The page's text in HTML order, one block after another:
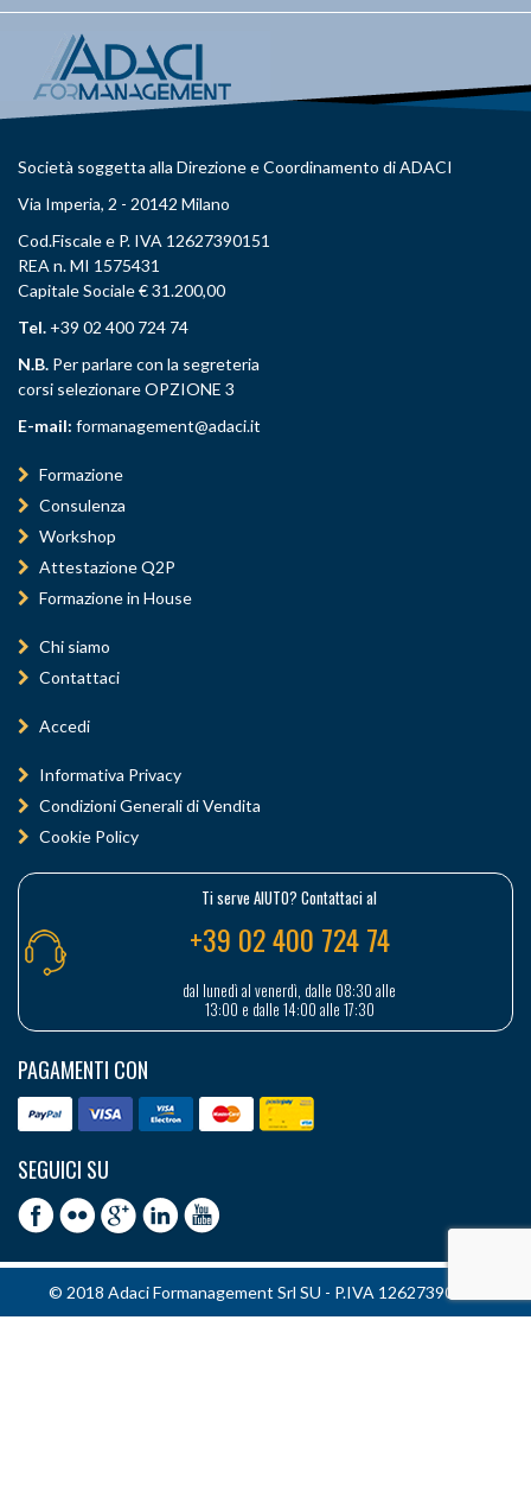
Società soggetta alla Direzione e Coordinamento di ADACI
Via Imperia, 2 - 20142 Milano
Cod.Fiscale e P. IVA 12627390151
REA n. MI 1575431
Capitale Sociale € 31.200,00
Tel. +39 02 400 724 74
N.B. Per parlare con la segreteria
corsi selezionare OPZIONE 3
E-mail: formanagement@adaci.it
Formazione
Consulenza
Workshop
Attestazione Q2P
Formazione in House
Chi siamo
Contattaci
Accedi
Informativa Privacy
Condizioni Generali di Vendita
Cookie Policy
Ti serve AIUTO? Contattaci al
+39 02 400 724 74
dal lunedì al venerdì, dalle 08:30 alle
13:00 e dalle 14:00 alle 17:30
PAGAMENTI CON
SEGUICI SU
© 2018 Adaci Formanagement Srl SU - P.IVA 12627390151